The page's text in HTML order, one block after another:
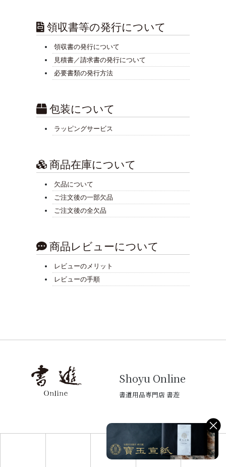
領収書等の発行について
領収書の発行について
見積書／請求書の発行について
必要書類の発行方法
包装について
ラッピングサービス
商品在庫について
欠品について
ご注文後の一部欠品
ご注文後の全欠品
商品レビューについて
レビューのメリット
レビューの手順
Shoyu Online
書道用品専門店 書遊